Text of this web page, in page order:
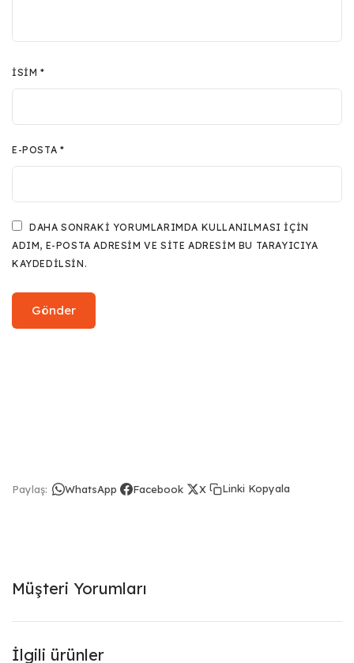
İSIM*
E-POSTA *
DAHA SONRAKI YORUMLARIMDA KULLANILMASI IÇIN
ADIM, E-POSTA ADRESIM VE SITE ADRESIM BU TARAYICIYA
KAYDEDILSIN.
Paylaş: WhatsApp Facebook X Linki Kopyala
Müşteri Yorumları
İlgili ürünler